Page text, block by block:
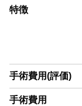
特徴
手術費用(評価)
手術費用